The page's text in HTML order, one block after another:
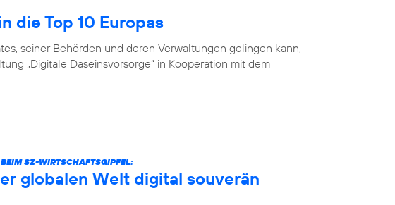
die Top 10 Europas
seiner Behörden und deren Verwaltungen gelingen kann,
„Digitale Daseinsvorsorge“ in Kooperation mit dem
SZ-WIRTSCHAFTSGIPFEL:
globalen Welt digital souverän